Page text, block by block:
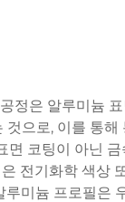
정은 알루미늄
으로, 이를 통
코팅이 아닌
전기화학 색상
미늄 프로필은